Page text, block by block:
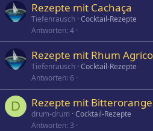
Rezepte mit Cachaça
Tiefenrausch Cocktail-Rezepte
Antworten 4
Rezepte mit Rhum
Tiefenrausch Cocktail-Rezepte
Antworten 6
D Rezepte mit
drum-drum Cocktail-Rezepte
Antworten 3